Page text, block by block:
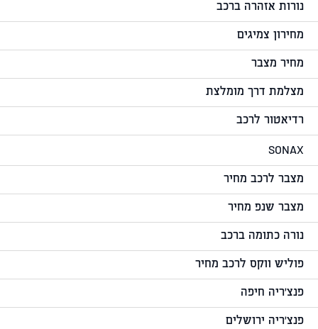
נורות אזהרה ברכב
מחירון צמיגים
מחיר מצבר
מצלמת דרך מומלצת
רדיאטור לרכב
SONAX
מצבר לרכב מחיר
מצבר שנפ מחיר
נורה כתומה ברכב
פוליש ווקס לרכב מחיר
פנצ'ריה חיפה
פנצ'ריה ירושלים